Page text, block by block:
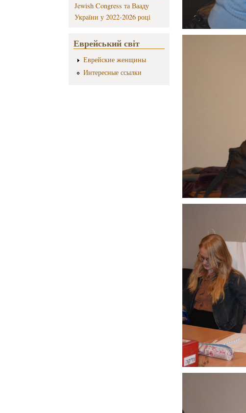
Jewish Congress та Вааду
України у 2022-2026 році
Еврейський світ
Еврейские женщины
Интересные ссылки